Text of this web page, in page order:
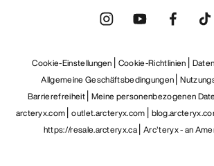
Cookie-Einstellungen Cookie-Richtlinien
Allgemeine Geschäftsbedingungen
Barrierefreiheit Meine personenbezogenen
arcteryx.com outlet.arcteryx.com
https://resale.arcteryx.ca Arc'teryx - an